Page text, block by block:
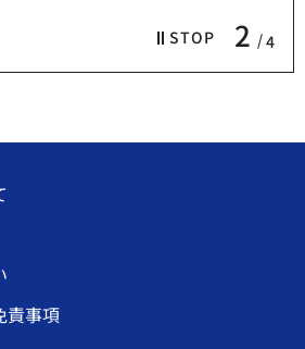
STOP 2 4
責事項